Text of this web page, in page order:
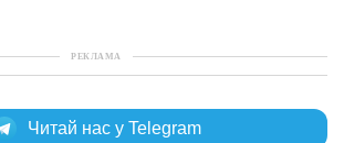
РЕКЛАМА
Читай нас у Telegram